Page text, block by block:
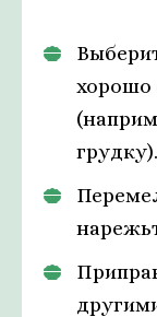
хорошо
грудку).